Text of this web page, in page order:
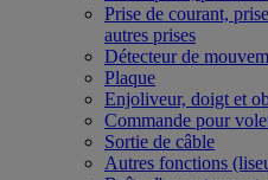
Prise de courant,
autres prises
Détecteur de
Plaque
Enjoliveur, doigt et
Commande pour
Sortie de câble
Autres fonctions